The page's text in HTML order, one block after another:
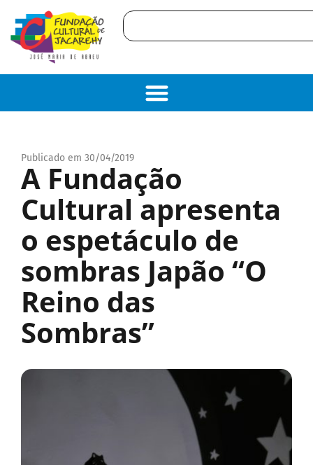
Publicado em 30/04/2019
A Fundação
Cultural apresenta
o espetáculo de
sombras Japão “O
Reino das
Sombras”